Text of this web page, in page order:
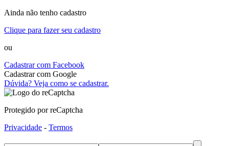
Ainda não tenho cadastro
Clique para fazer seu cadastro
ou
Cadastrar com Facebook
Cadastrar com Google
Dúvida? Veja como se cadastrar.
Protegido por reCaptcha
Privacidade - Termos